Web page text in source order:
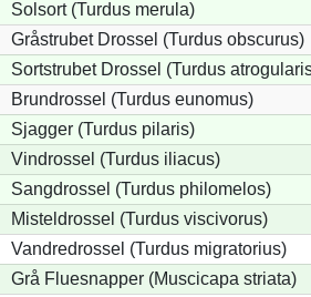
Solsort (Turdus merula)
Gråstrubet Drossel (Turdus obscurus)
Sortstrubet Drossel (Turdus
Brundrossel (Turdus eunomus)
Sjagger (Turdus pilaris)
Vindrossel (Turdus iliacus)
Sangdrossel (Turdus philomelos)
Misteldrossel (Turdus viscivorus)
Vandredrossel (Turdus migratorius)
Grå Fluesnapper (Muscicapa striata)